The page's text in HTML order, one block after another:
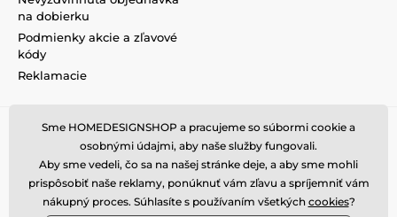
na dobierku
Podmienky akcie a zľavové
kódy
Reklamacie
Sme HOMEDESIGNSHOP a pracujeme so súbormi cookie a
osobnými údajmi, aby naše služby fungovali.
Aby sme vedeli, čo sa na našej stránke deje, a aby sme mohli
prispôsobiť naše reklamy, ponúknuť vám zľavu a spríjemniť vám
nákupný proces. Súhlasíte s používaním všetkých cookies?